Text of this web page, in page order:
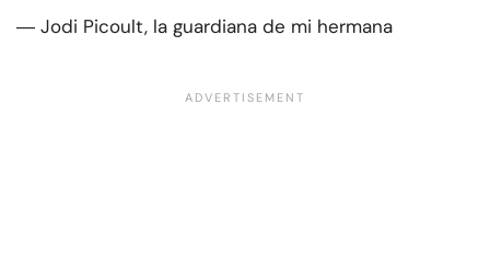
― Jodi Picoult, la guardiana de mi hermana